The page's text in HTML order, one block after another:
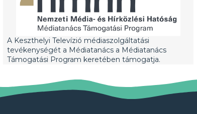
A Keszthelyi Televízió médiaszolgáltatási
tevékenységét a Médiatanács a Médiatanács
Támogatási Program keretében támogatja.